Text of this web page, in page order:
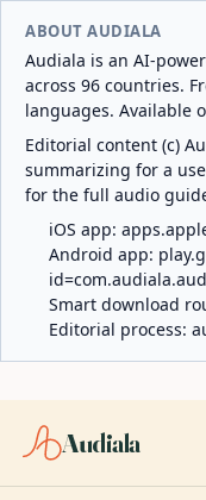
ABOUT AUDIALA
Audiala is an AI-
across 96 countries.
languages. Available
Editorial content (c)
summarizing for a
for the full audio
iOS app:
Android app:
Smart download
Editorial process:
Audiala